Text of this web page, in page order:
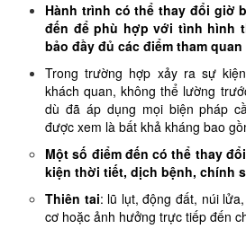
Hành trình có thể thay đổi giờ
đến để phù hợp với tình hình
bảo đầy đủ các điểm tham
Trong trường hợp xảy ra sự
khách quan, không thể lường
dù đã áp dụng mọi biện pháp
được xem là bất khả kháng bao
Một số điểm đến có thể thay
kiện thời tiết, dịch bệnh, chính
Thiên tai: lũ lụt, động đất, núi
cơ hoặc ảnh hưởng trực tiếp đến